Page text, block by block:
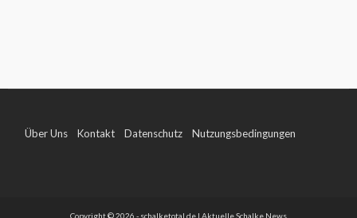
Über Uns Kontakt Datenschutz Nutzungsbedingungen
Copyright © 2026 - schalketotal.de | Aktuelle Schalke News